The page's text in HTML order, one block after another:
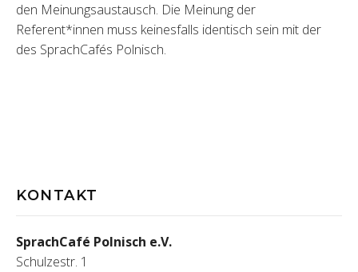
den Meinungsaustausch. Die Meinung der
Referent*innen muss keinesfalls identisch sein mit der
des SprachCafés Polnisch.
KONTAKT
SprachCafé Polnisch e.V.
Schulzestr. 1